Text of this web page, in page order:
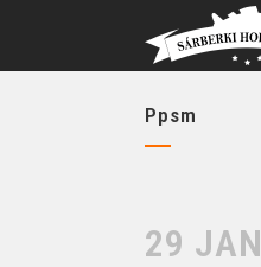
Ppsm
29 JAN